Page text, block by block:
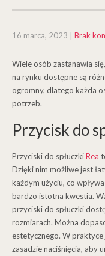
16 marca, 2023 Brak
Wiele osób zastanawia
na rynku dostępne są
ogromny, dlatego każda
potrzeb.
Przycisk do
Przyciski do spłuczkiRea
Dzięki nim możliwe jest
każdym użyciu, co
bardzo istotna kwestia.
przyciski do spłuczki
rozmiarach. Można
estetycznego. W praktyce
zasadzie naciśnięcia, aby